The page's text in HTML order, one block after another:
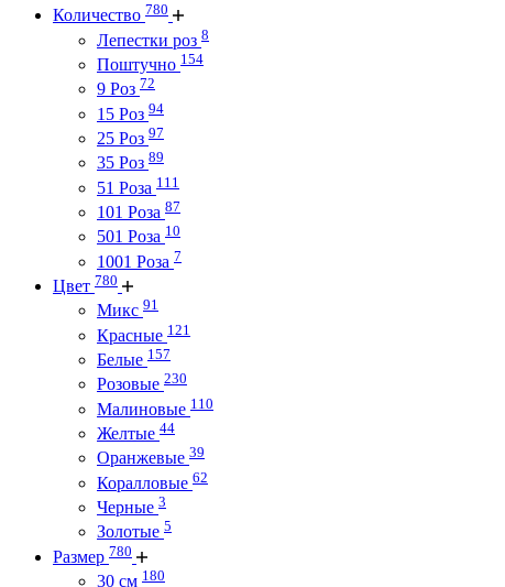
Количество 780
Лепестки роз 8
Поштучно 154
9 Роз 72
15 Роз 94
25 Роз 97
35 Роз 89
51 Роза 111
101 Роза 87
501 Роза 10
1001 Роза 7
Цвет 780
Микс 91
Красные 121
Белые 157
Розовые 230
Малиновые 110
Желтые 44
Оранжевые 39
Коралловые 62
Черные 3
Золотые 5
Размер 780
30 см 180